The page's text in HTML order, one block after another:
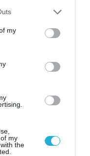
one or more Google
You may click to
third-party tags to
in below Google
my
my
the